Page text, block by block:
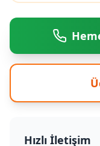
Hızlı İletişim